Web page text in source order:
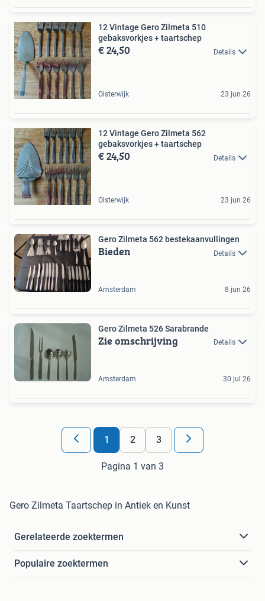
12 Vintage Gero Zilmeta 510
gebaksvorkjes + taartschep
€ 24,50 Details
Oisterwijk 23 jun 26
12 Vintage Gero Zilmeta 562
gebaksvorkjes + taartschep
€ 24,50 Details
Oisterwijk 23 jun 26
Gero Zilmeta 562 bestekaanvullingen
Bieden Details
Amsterdam 8 jun 26
Gero Zilmeta 526 Sarabrande
Zie omschrijving Details
Amsterdam 30 jul 26
1 2 3
Pagina 1 van 3
Gero Zilmeta Taartschep in Antiek en Kunst
Gerelateerde zoektermen
Populaire zoektermen